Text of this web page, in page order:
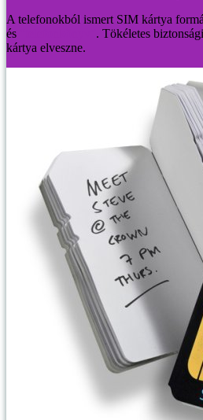
A telefonokból ismert SIM kártya
és
. Tökéletes
kártya elveszne.